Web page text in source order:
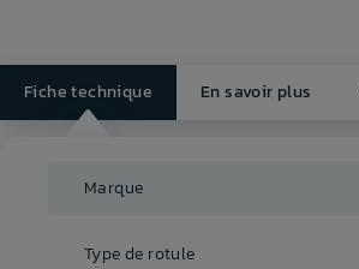
Fiche technique En savoir plus
Marque
Type de rotule